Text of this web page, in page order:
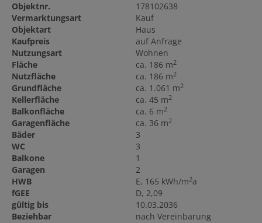
Objektnr.
178102638
Vermarktungsart
Kauf
Objektart
Haus
Kaufpreis
auf Anfrage
Nutzungsart
Wohnen
Fläche
ca. 186 m2
Nutzfläche ca. 186 m2
Grundfläche ca. 1.061 m2
Kellerfläche ca. 45 m2
Balkonfläche ca. 6 m2
Garagenfläche ca. 36 m2
Bäder
3
WC
3
Balkone
1
Garagen
2
HWB
E, 165 kWh/m2a
fGEE
D, 2,09
gültig bis
10.03.2036
Beziehbar
nach Vereinbarung